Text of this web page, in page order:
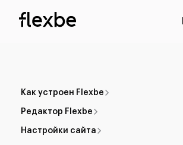
Как устроен Flexbe
Редактор Flexbe
Настройки сайта